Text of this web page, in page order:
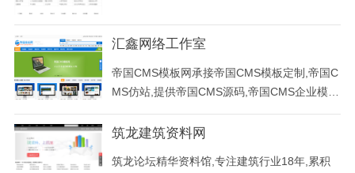
排行榜等等。想找教育课程资料尽在2345教
育！
汇鑫网络工作室
帝国CMS模板网承接帝国CMS模板定制,帝国C
MS仿站,提供帝国CMS源码,帝国CMS企业模
国CMS手机模板,帝国CMS插件,二次开发,帝国
筑龙建筑资料网
筑龙论坛精华资料馆,专注建筑行业18年,累积